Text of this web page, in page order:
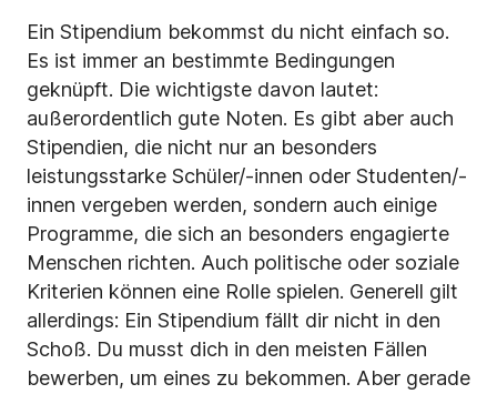
Ein Stipendium bekommst du nicht einfach so.
Es ist immer an bestimmte Bedingungen
geknüpft. Die wichtigste davon lautet:
außerordentlich gute Noten. Es gibt aber auch
Stipendien, die nicht nur an besonders
leistungsstarke Schüler/-innen oder Studenten/-
innen vergeben werden, sondern auch einige
Programme, die sich an besonders engagierte
Menschen richten. Auch politische oder soziale
Kriterien können eine Rolle spielen. Generell gilt
allerdings: Ein Stipendium fällt dir nicht in den
Schoß. Du musst dich in den meisten Fällen
bewerben, um eines zu bekommen. Aber gerade